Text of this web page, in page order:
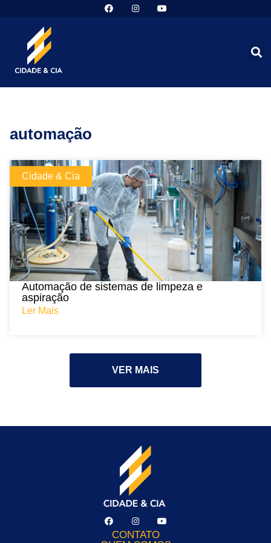
automação
Cidade & Cia
Automação de sistemas de limpeza e
aspiração
Ler Mais
VER MAIS
CONTATO